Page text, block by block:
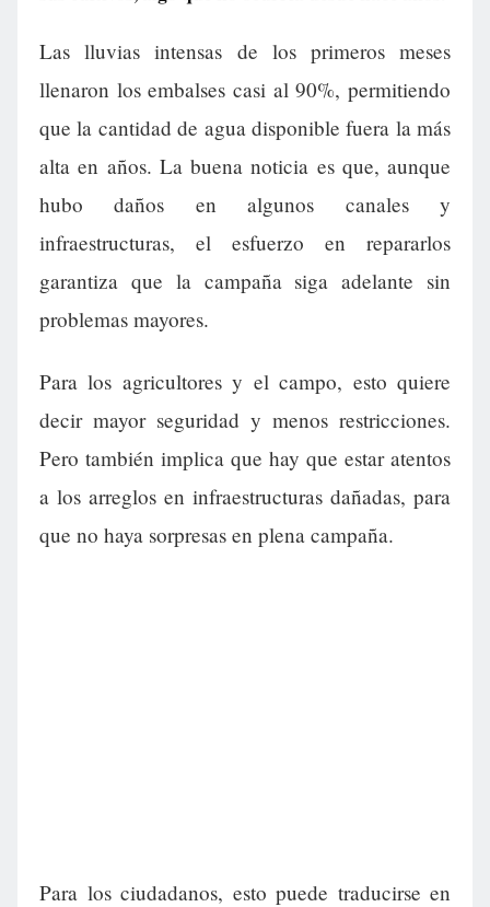
Las lluvias intensas de los primeros meses
llenaron los embalses casi al 90%, permitiendo
que la cantidad de agua disponible fuera la más
alta en años. La buena noticia es que, aunque
hubo daños en algunos canales y
infraestructuras, el esfuerzo en repararlos
garantiza que la campaña siga adelante sin
problemas mayores.
Para los agricultores y el campo, esto quiere
decir mayor seguridad y menos restricciones.
Pero también implica que hay que estar atentos
a los arreglos en infraestructuras dañadas, para
que no haya sorpresas en plena campaña.
Para los ciudadanos, esto puede traducirse en